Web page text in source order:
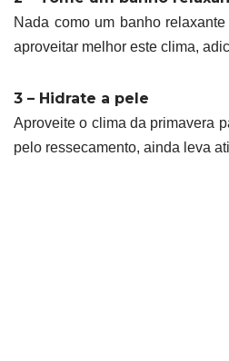
Nada como um banho
aproveitar melhor este clima,
3 – Hidrate a pele
Aproveite o clima da primavera
pelo ressecamento, ainda leva